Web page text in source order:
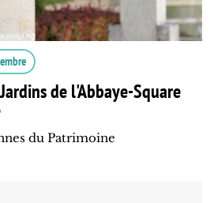
de l'Abbaye-Square
du Patrimoine